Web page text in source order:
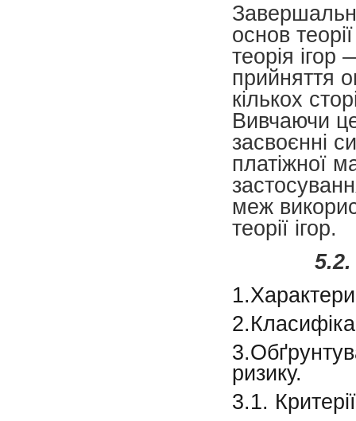
основ
теорія
прийняття
кількох
Вивчаючи
засвоєнні
платіжної
меж
теорії ігор.
ризику.
3.1.